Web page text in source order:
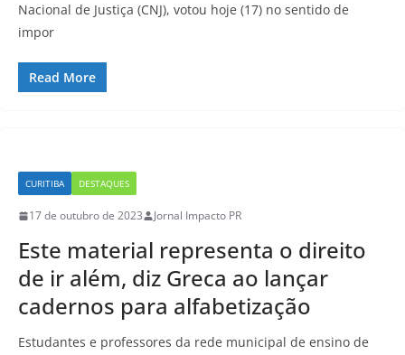
Nacional de Justiça (CNJ), votou hoje (17) no sentido de
impor
Read More
CURITIBA DESTAQUES
17 de outubro de 2023 Jornal Impacto PR
Este material representa o direito
de ir além, diz Greca ao lançar
cadernos para alfabetização
Estudantes e professores da rede municipal de ensino de